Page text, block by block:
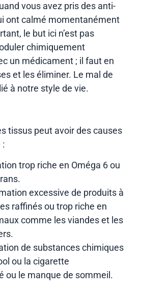
vous avez pris des anti-
ont calmé momentanément
le but ici n’est pas
chimiquement
un médicament ; il faut en
et les éliminer. Le mal de
à notre style de vie.
tissus peut avoir des causes
trop riche en Oméga 6 ou
excessive de produits à
raffinés ou trop riche en
comme les viandes et les
de substances chimiques
ou la cigarette
ou le manque de sommeil.